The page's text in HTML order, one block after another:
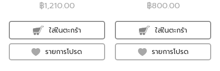
฿1,210.00
ใส่ในตะกร้า
รายการโปรด
฿800.00
ใส่ในตะกร้า
รายการโปรด